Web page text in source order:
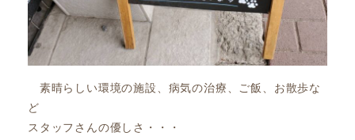
素晴らしい環境の施設、病気の治療、ご飯、お散歩な
ど
スタッフさんの優しさ・・・